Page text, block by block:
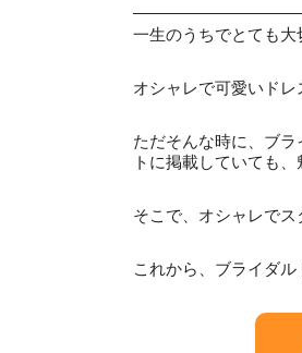
一生のうちでとても大
オシャレで可愛いドレ
ただそんな時に、ブ
トに掲載していても
そこで、オシャレでス
これから、ブライダ